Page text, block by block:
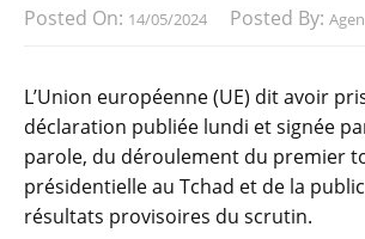
Posted On: 14/05/2024 Posted By:
L’Union européenne (UE) dit avoir
déclaration publiée lundi et signée
parole, du déroulement du premier
présidentielle au Tchad et de la
résultats provisoires du scrutin.